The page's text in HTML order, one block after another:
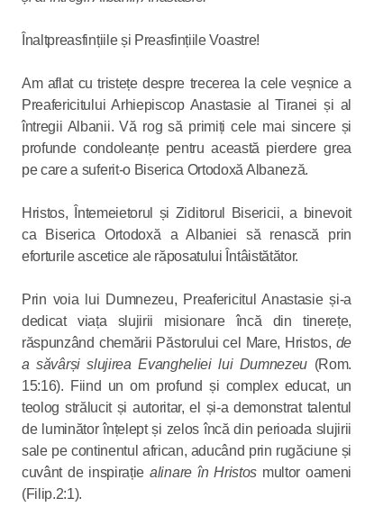
Înaltpreasfințiile și Preasfințiile Voastre!
Am aflat cu tristețe despre trecerea la cele veșnice a
Preafericitului Arhiepiscop Anastasie al Tiranei și al
întregii Albanii. Vă rog să primiți cele mai sincere și
profunde condoleanțe pentru această pierdere grea
pe care a suferit-o Biserica Ortodoxă Albaneză.
Hristos, Întemeietorul și Ziditorul Bisericii, a binevoit
ca Biserica Ortodoxă a Albaniei să renască prin
eforturile ascetice ale răposatului Întâistătător.
Prin voia lui Dumnezeu, Preafericitul Anastasie și-a
dedicat viața slujirii misionare încă din tinerețe,
răspunzând chemării Păstorului cel Mare, Hristos, de
a săvârși slujirea Evangheliei lui Dumnezeu (Rom.
15:16). Fiind un om profund și complex educat, un
teolog strălucit și autoritar, el și-a demonstrat talentul
de luminător înțelept și zelos încă din perioada slujirii
sale pe continentul african, aducând prin rugăciune și
cuvânt de inspirațiealinare în Hristosmultor oameni
(Filip.2:1).